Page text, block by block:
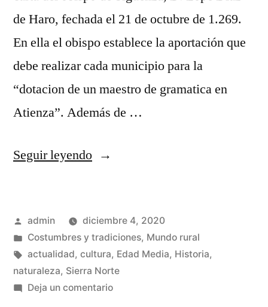
de Haro, fechada el 21 de octubre de 1.269.
En ella el obispo establece la aportación que
debe realizar cada municipio para la
“dotacion de un maestro de gramatica en
Atienza”. Además de …
Seguir leyendo«La
de
Sierra
Norte
de
Publicado
por
admin
diciembre 4, 2020
Publicado
en
Costumbres y tradiciones, Mundo rural
Etiquetas:
actualidad, cultura, Edad Media, Historia,
naturaleza, Sierra Norte
Deja un comentarioen